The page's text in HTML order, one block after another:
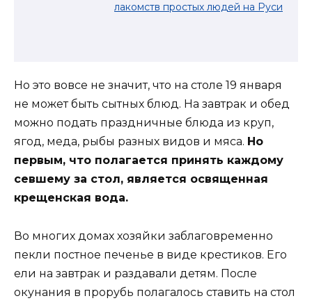
лакомств простых людей на Руси
Но это вовсе не значит, что на столе 19 января
не может быть сытных блюд. На завтрак и обед
можно подать праздничные блюда из круп,
ягод, меда, рыбы разных видов и мяса. Но
первым, что полагается принять каждому
севшему за стол, является освященная
крещенская вода.
Во многих домах хозяйки заблаговременно
пекли постное печенье в виде крестиков. Его
ели на завтрак и раздавали детям. После
окунания в прорубь полагалось ставить на стол